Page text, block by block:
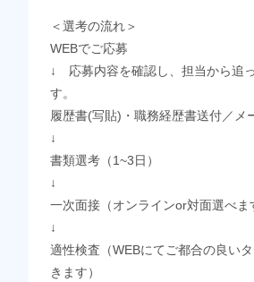
＜選考の流れ＞
WEBでご応募
↓ 応募内容を確認し、担当から追
す。
履歴書(写貼)・職務経歴書送付／メ
↓
書類選考（1~3日）
↓
一次面接（オンラインor対面選べま
↓
適性検査（WEBにてご都合の良い
きます）